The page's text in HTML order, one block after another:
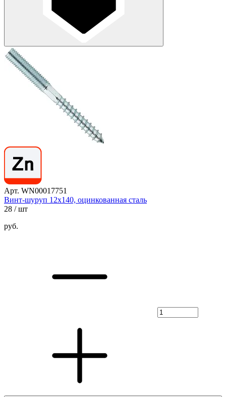
Арт. WN00017751
Винт-шуруп 12х140, оцинкованная сталь
28 / шт
руб.